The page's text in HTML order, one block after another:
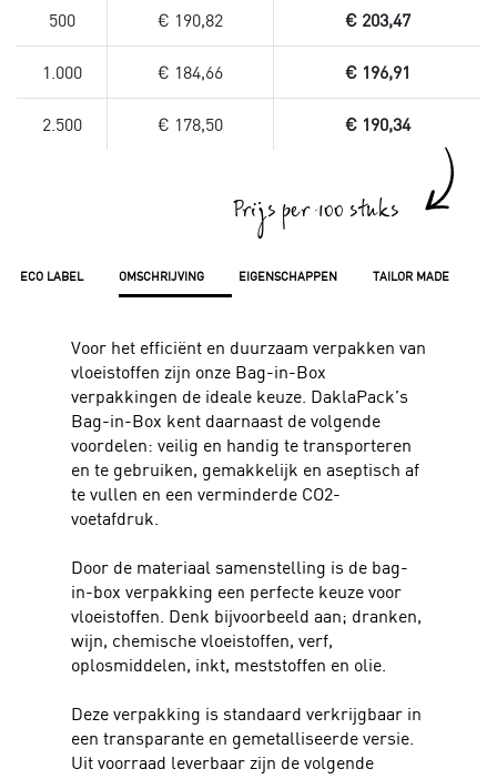
ECO LABEL OMSCHRIJVING EIGENSCHAPPEN TAILOR MADE
Voor het efficiënt en duurzaam verpakken van
vloeistoffen zijn onze Bag-in-Box
verpakkingen de ideale keuze. DaklaPack’s
Bag-in-Box kent daarnaast de volgende
voordelen: veilig en handig te transporteren
en te gebruiken, gemakkelijk en aseptisch af
te vullen en een verminderde CO2-
voetafdruk.
Door de materiaal samenstelling is de bag-
in-box verpakking een perfecte keuze voor
vloeistoffen. Denk bijvoorbeeld aan; dranken,
wijn, chemische vloeistoffen, verf,
oplosmiddelen, inkt, meststoffen en olie.
Deze verpakking is standaard verkrijgbaar in
een transparante en gemetalliseerde versie.
Uit voorraad leverbaar zijn de volgende
500 € 190,82 € 203,47
1.000 € 184,66 € 196,91
2.500 € 178,50 € 190,34
Prijs per 100 stuks